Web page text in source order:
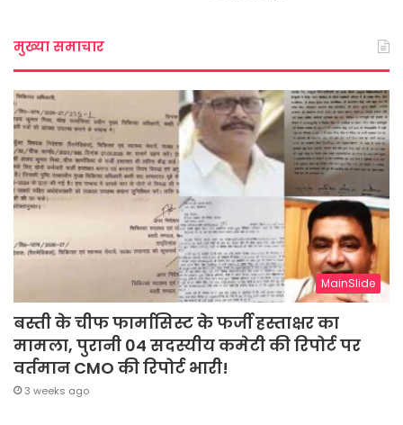
मुख्या समाचार
MainSlide
बस्ती के चीफ फार्मासिस्ट के फर्जी हस्ताक्षर का
मामला, पुरानी 04 सदस्यीय कमेटी की रिपोर्ट पर
वर्तमान CMO की रिपोर्ट भारी!
3 weeks ago